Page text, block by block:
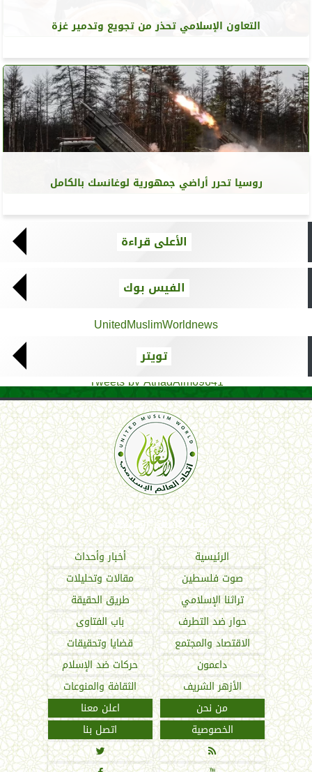
التعاون الإسلامي تحذر من تجويع وتدمير غزة
روسيا تحرر أراضي جمهورية لوغانسك بالكامل
الأعلى قراءة
الفيس بوك
UnitedMuslimWorldnews
تويتر
Tweets by AthadAlm69641
اتحاد العالم الإسلامي
الرئيسية
أخبار وأحداث
صوت فلسطين
مقالات وتحليلات
تراثنا الإسلامي
طريق الحقيقة
حوار ضد التطرف
باب الفتاوى
الاقتصاد والمجتمع
قضايا وتحقيقات
داعمون
حركات ضد الإسلام
الأزهر الشريف
الثقافة والمنوعات
من نحن
اعلن معنا
الخصوصية
اتصل بنا

